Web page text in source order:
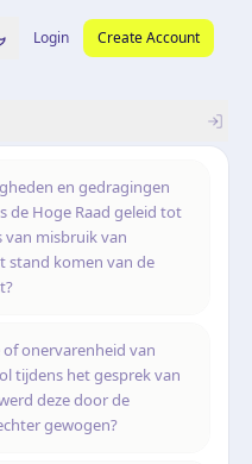
languageto dark theme
Login Create Account
en gedragingen
de Hoge Raad geleid tot
van misbruik van
stand komen van de
onervarenheid van
tijdens het gesprek van
deze door de
gewogen?